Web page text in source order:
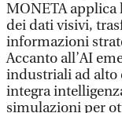
MONETA applica
dei dati visivi,
informazioni
Accanto all’AI
industriali ad alto
integra
simulazioni per